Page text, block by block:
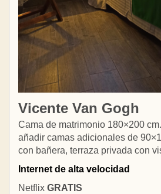
Vicente Van Gogh
Cama de matrimonio 180×200
añadir camas adicionales de
con bañera, terraza privada con
Internet de alta velocidad
Netflix GRATIS